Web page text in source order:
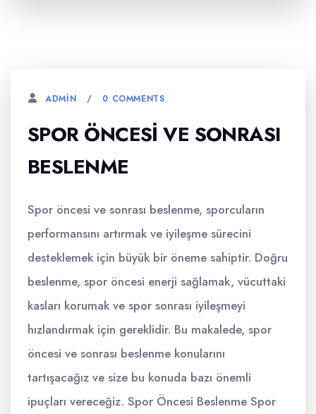
ADMIN 0 COMMENTS
SPOR ÖNCESI VE SONRASI
BESLENME
Spor öncesi ve sonrası beslenme, sporcuların
performansını artırmak ve iyileşme sürecini
desteklemek için büyük bir öneme sahiptir. Doğru
beslenme, spor öncesi enerji sağlamak, vücuttaki
kasları korumak ve spor sonrası iyileşmeyi
hızlandırmak için gereklidir. Bu makalede, spor
öncesi ve sonrası beslenme konularını
tartışacağız ve size bu konuda bazı önemli
ipuçları vereceğiz. Spor Öncesi Beslenme Spor